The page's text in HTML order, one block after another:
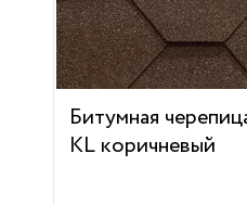
Битумная
KL коричневый